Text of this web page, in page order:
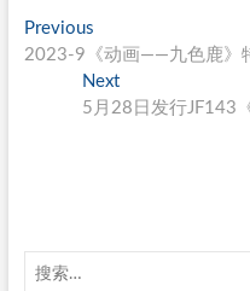
文
章
PreviousPrevious
post:
2023-9《动画——九色鹿》
NextNext
post:
5月28日发行JF143